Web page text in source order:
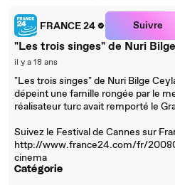
FRANCE 24 Suivre
"Les trois singes" de Nuri
il y a 18 ans
"Les trois singes" de Nuri Bilge
dépeint une famille rongée par le
réalisateur turc avait remporté le
Suivez le Festival de Cannes sur
http://www.france24.com/fr/
cinema
Catégorie